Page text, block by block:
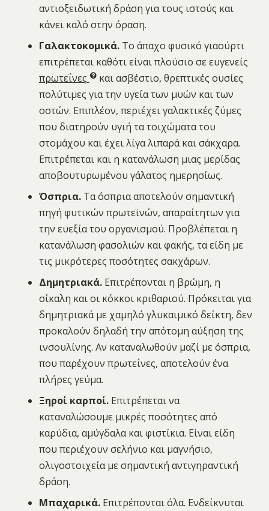
αντιοξειδωτική δράση για τους ιστούς και
κάνει καλό στην όραση.
Γαλακτοκομικά. Το άπαχο φυσικό γιαούρτι
επιτρέπεται καθότι είναι πλούσιο σε ευγενείς
πρωτεΐνες
και ασβέστιο, θρεπτικές ουσίες
πολύτιμες για την υγεία των μυών και των
οστών. Επιπλέον, περιέχει γαλακτικές ζύμες
που διατηρούν υγιή τα τοιχώματα του
στομάχου και έχει λίγα λιπαρά και σάκχαρα.
Επιτρέπεται και η κατανάλωση μιας μερίδας
αποβουτυρωμένου γάλατος ημερησίως.
Όσπρια. Τα όσπρια αποτελούν σημαντική
πηγή φυτικών πρωτεϊνών, απαραίτητων για
την ευεξία του οργανισμού. Προβλέπεται η
κατανάλωση φασολιών και φακής, τα είδη με
τις μικρότερες ποσότητες σακχάρων.
Δημητριακά. Επιτρέπονται η βρώμη, η
σίκαλη και οι κόκκοι κριθαριού. Πρόκειται για
δημητριακά με χαμηλό γλυκαιμικό δείκτη, δεν
προκαλούν δηλαδή την απότομη αύξηση της
ινσουλίνης. Αν καταναλωθούν μαζί με όσπρια,
που παρέχουν πρωτεΐνες, αποτελούν ένα
πλήρες γεύμα.
Ξηροί καρποί.Επιτρέπεται να
καταναλώσουμε μικρές ποσότητες από
καρύδια, αμύγδαλα και φιστίκια. Είναι είδη
που περιέχουν σελήνιο και μαγνήσιο,
ολιγοστοιχεία με σημαντική αντιγηραντική
δράση.
Μπαχαρικά. Επιτρέπονται όλα. Ενδείκνυται